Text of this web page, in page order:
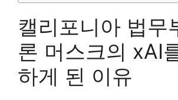
캘리포니아 법무
론 머스크의 xAI
하게 된 이유